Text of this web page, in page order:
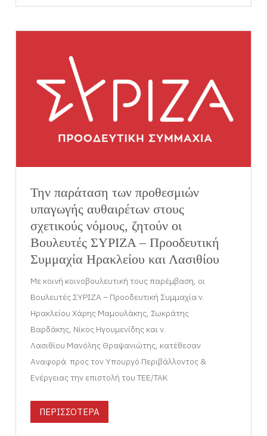
Την παράταση των προθεσμιών
υπαγωγής αυθαιρέτων στους
σχετικούς νόμους, ζητούν οι
Βουλευτές ΣΥΡΙΖΑ – Προοδευτική
Συμμαχία Ηρακλείου και Λασιθίου
Με κοινή κοινοβουλευτική τους παρέμβαση, οι
Βουλευτές ΣΥΡΙΖΑ – Προοδευτική Συμμαχία ν.
Ηρακλείου Χάρης Μαμουλάκης, Σωκράτης
Βαρδάκης, Νίκος Ηγουμενίδης και ν.
Λασιθίου Μανόλης Θραψανιώτης, κατέθεσαν
Aναφορά προς τον Yπουργό Περιβάλλοντος &
Ενέργειας την επιστολή του ΤΕΕ/ΤΑΚ
ΠΕΡΙΣΣΟΤΕΡΑ